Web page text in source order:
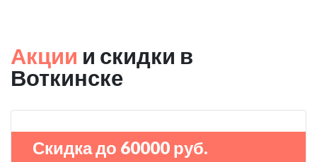
Акции и скидки в
Воткинске
Скидка до 60000 руб.